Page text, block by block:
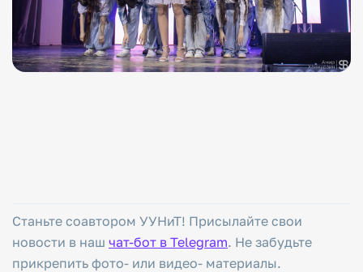
Станьте соавтором УУНиТ! Присылайте свои
новости в наш чат-бот в Telegram. Не забудьте
прикрепить фото- или видео- материалы.